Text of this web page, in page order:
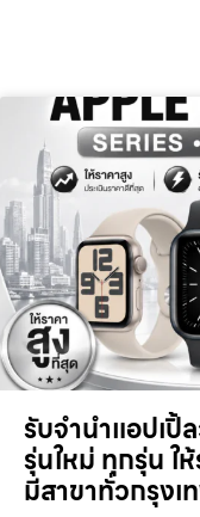
รับจำนำแอปเ
รุ่นใหม่ ทุกรุ่น ใ
มีสาขาทั่วกรุงเ